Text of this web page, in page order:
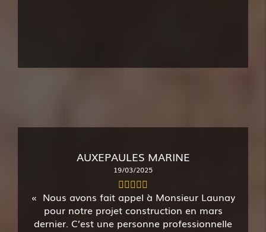
AUXEPAULES MARINE
19/03/2025
Nous avons fait appel à Monsieur Launay
pour notre projet construction en mars
dernier. C’est une personne professionnelle